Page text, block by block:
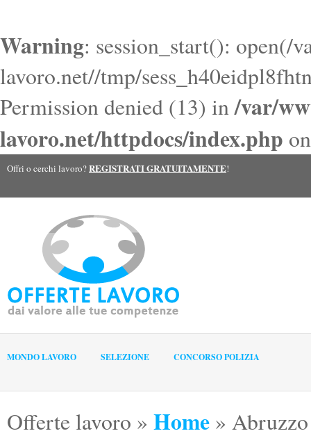
Warning: session_start(): open(/
lavoro.net//tmp/
Permission denied (13) in/var/
lavoro.net/httpdocs/index.php
Offri o cerchi lavoro?REGISTRATI GRATUITAMENTE!
MONDO LAVORO SELEZIONE CONCORSO POLIZIA
Offerte lavoro » Home » Abruzzo